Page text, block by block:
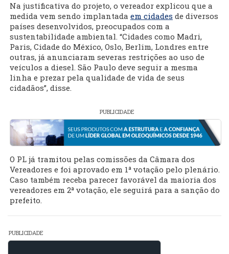
Na justificativa do projeto, o vereador explicou que a
medida vem sendo implantada em cidades de diversos
países desenvolvidos, preocupados com a
sustentabilidade ambiental. “Cidades como Madri,
Paris, Cidade do México, Oslo, Berlim, Londres entre
outras, já anunciaram severas restrições ao uso de
veículos a diesel. São Paulo deve seguir a mesma
linha e prezar pela qualidade de vida de seus
cidadãos”, disse.
PUBLICIDADE
O PL já tramitou pelas comissões da Câmara dos
Vereadores e foi aprovado em 1ª votação pelo plenário.
Caso também receba parecer favorável da maioria dos
vereadores em 2ª votação, ele seguirá para a sanção do
prefeito.
PUBLICIDADE